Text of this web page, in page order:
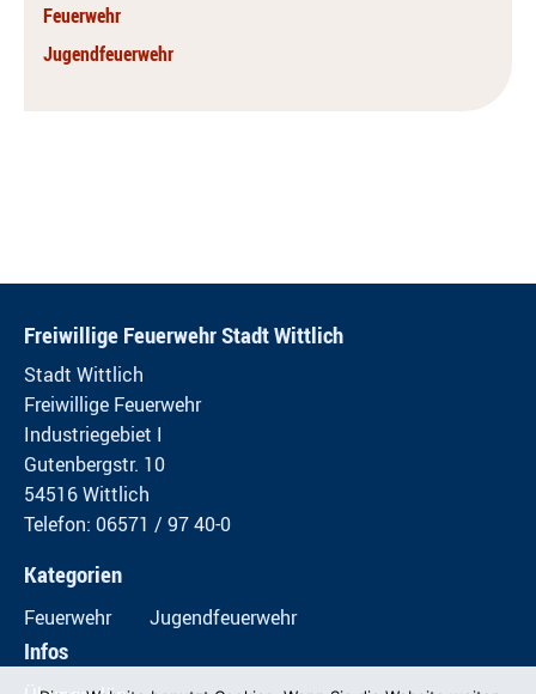
Feuerwehr
Jugendfeuerwehr
Freiwillige Feuerwehr Stadt Wittlich
Stadt Wittlich
Freiwillige Feuerwehr
Industriegebiet I
Gutenbergstr. 10
54516 Wittlich
Telefon: 06571 / 97 40-0
Kategorien
Feuerwehr Jugendfeuerwehr
Infos